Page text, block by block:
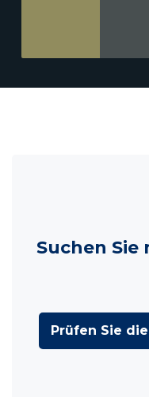
Suchen Sie
Prüfen Sie